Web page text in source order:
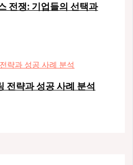
전쟁: 기업들의 선택과
략과 성공 사례 분석